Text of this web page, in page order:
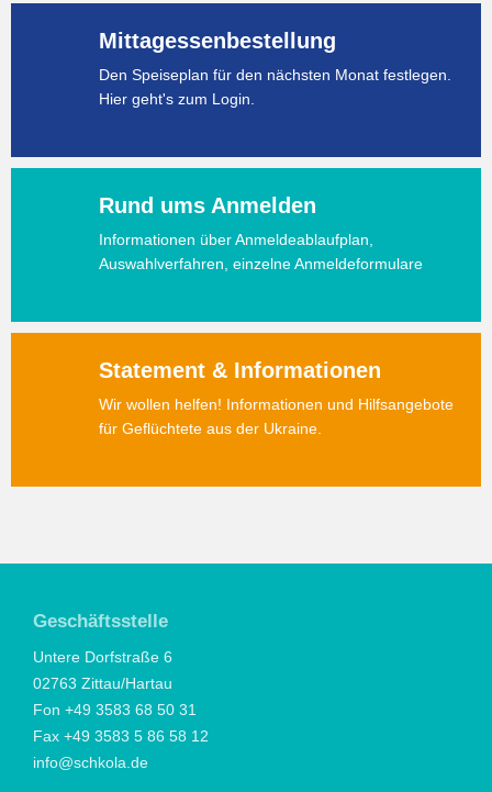
Mittagessenbestellung
Den Speiseplan für den nächsten Monat festlegen.
Hier geht's zum Login.
Rund ums Anmelden
Informationen über Anmeldeablaufplan,
Auswahlverfahren, einzelne Anmeldeformulare
Statement & Informationen
Wir wollen helfen! Informationen und Hilfsangebote
für Geflüchtete aus der Ukraine.
Geschäftsstelle
Untere Dorfstraße 6
02763 Zittau/Hartau
Fon +49 3583 68 50 31
Fax +49 3583 5 86 58 12
info@schkola.de